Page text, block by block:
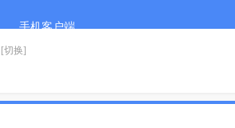
手机客户端
[切换]